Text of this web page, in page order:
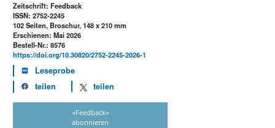
Zeitschrift: Feedback
ISSN: 2752-2245
102 Seiten, Broschur, 148 x 210 mm
Erschienen: Mai 2026
Bestell-Nr.: 8576
https://doi.org/10.30820/2752-2245-2026-1
Leseprobe
teilen
teilen
»Feedback«
abonnieren